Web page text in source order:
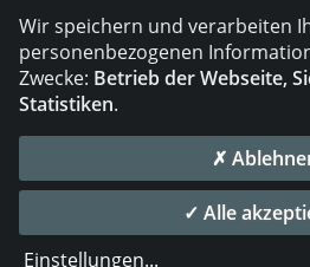
Die DVS Media GmbH ist ein
© 2026 DVS Media
die profilschmiede -
Wir speichern und verarbeiten
personenbezogenen
Zwecke: Betrieb der Webseite,
Statistiken.
✗
✓ Alle
Einstellungen...